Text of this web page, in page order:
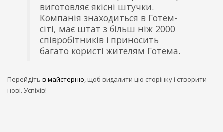
виготовляє якісні штучки.
Компанія знаходиться в Готем-
сіті, має штат з більш ніж 2000
співробітників і приносить
багато користі жителям Готема.
Перейдіть в майстерню, щоб видалити цю сторінку і створити
нові. Успіхів!